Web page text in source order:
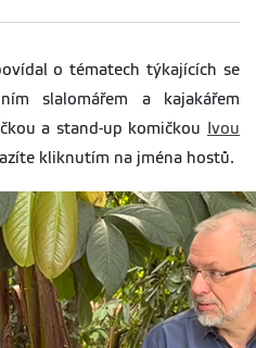
o tématech týkajících se
slalomářem a kajakářem
a stand-up komičkou
Ivou
kliknutím na jména hostů.